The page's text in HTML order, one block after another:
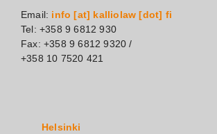
Email: info [at] kalliolaw [dot] fi
Tel: +358 9 6812 930
Fax: +358 9 6812 9320 /
+358 10 7520 421
Helsinki